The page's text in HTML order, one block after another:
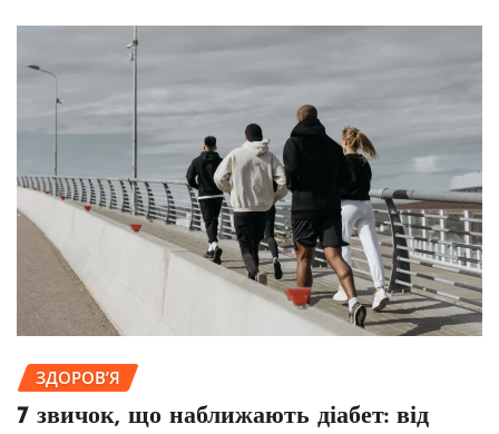
ЗДОРОВ’Я
7 звичок, що наближають діабет: від